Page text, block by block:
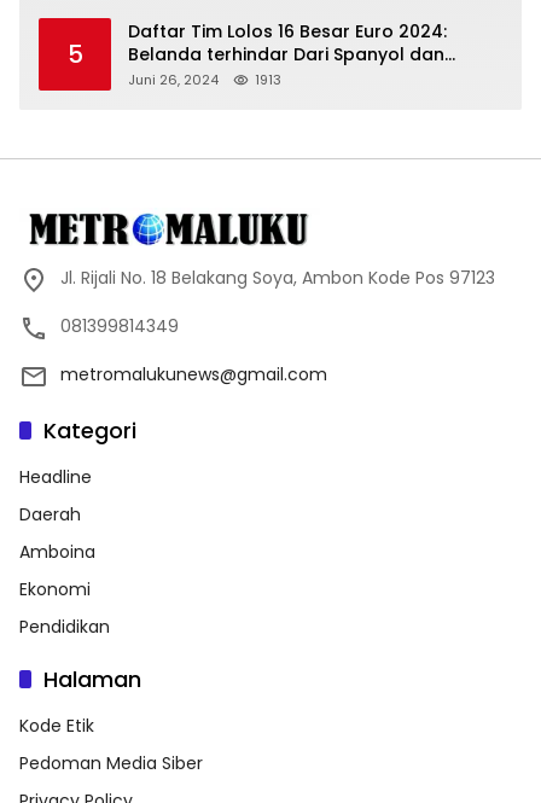
5
Daftar Tim Lolos 16 Besar Euro 2024:
Belanda terhindar Dari Spanyol dan
Ingriss, Prancis Bertemu Belgia
Juni 26, 2024 1913
Jl. Rijali No. 18 Belakang Soya, Ambon Kode Pos 97123
081399814349
metromalukunews@gmail.com
Kategori
Headline
Daerah
Amboina
Ekonomi
Pendidikan
Halaman
Kode Etik
Pedoman Media Siber